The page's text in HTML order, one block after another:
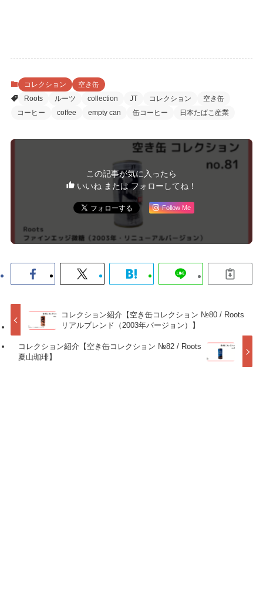
コレクション
空き缶
Roots
ルーツ collection JT コレクション
空き缶
コーヒー
coffee empty can 缶コーヒー 日本たばこ産業
この記事が気に入ったら
いいね または フォローしてね！
Follow Me
コレクション紹介【空き缶コレクション №80 / Roots
リアルブレンド（2003年バージョン）】
コレクション紹介【空き缶コレクション №82 / Roots
夏山珈琲】